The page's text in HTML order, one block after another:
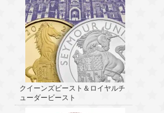
クイーンズビースト＆ロイヤルチ
ューダービースト